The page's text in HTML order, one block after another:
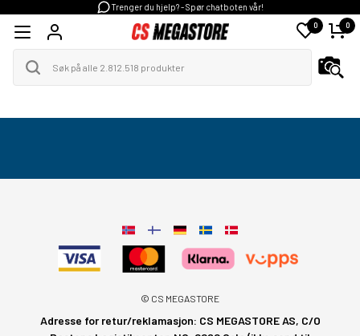
Trenger du hjelp? - Spør chatboten vår!
0 0
© CS MEGASTORE
Adresse for retur/reklamasjon: CS MEGASTORE AS, C/O